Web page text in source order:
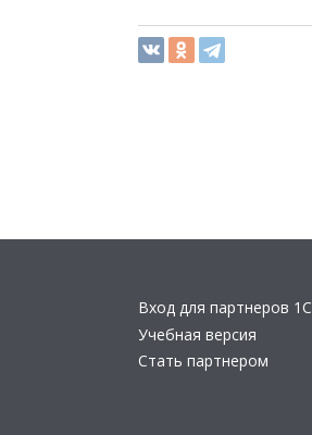
Вход для партнеров 1С
Учебная версия
Стать партнером